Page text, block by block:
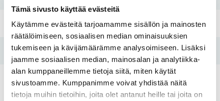
Tämä sivusto käyttää evästeitä
Käytämme evästeitä tarjoamamme sisällön ja mainosten
räätälöimiseen, sosiaalisen median ominaisuuksien
tukemiseen ja kävijämäärämme analysoimiseen. Lisäksi
jaamme sosiaalisen median, mainosalan ja analytiikka-
alan kumppaneillemme tietoja siitä, miten käytät
sivustoamme. Kumppanimme voivat yhdistää näitä
tietoja muihin tietoihin, joita olet antanut heille tai joita on
Pesutupa Kyllä
Hissi Kyllä
Tulo- ja varallisuusraja Kyllä